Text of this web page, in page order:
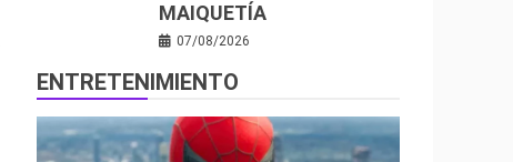
MAIQUETÍA
07/08/2026
ENTRETENIMIENTO